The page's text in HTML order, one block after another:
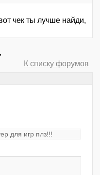
чек ты лучше найди,
К списку форумов